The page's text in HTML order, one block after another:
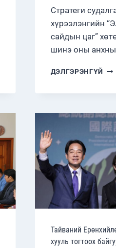
Стратеги
хүрээлэнгийн
сайдын цаг”
шинэ оны
ДЭЛГЭРЭНГҮЙ
Тайваний
хууль тогтоох